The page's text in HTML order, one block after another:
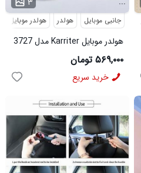
جانبی موبایل هولدر هولدر موبایل
هولدر موبایل Karriter مدل 3727
۵۶۹,۰۰۰ تومان
خرید سریع